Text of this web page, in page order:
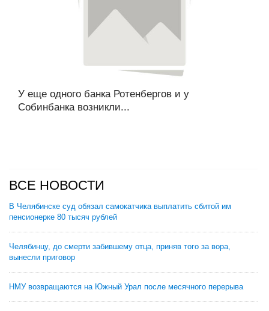
У еще одного банка Ротенбергов и у
Собинбанка возникли...
ВСЕ НОВОСТИ
В Челябинске суд обязал самокатчика выплатить сбитой им
пенсионерке 80 тысяч рублей
Челябинцу, до смерти забившему отца, приняв того за вора,
вынесли приговор
НМУ возвращаются на Южный Урал после месячного перерыва